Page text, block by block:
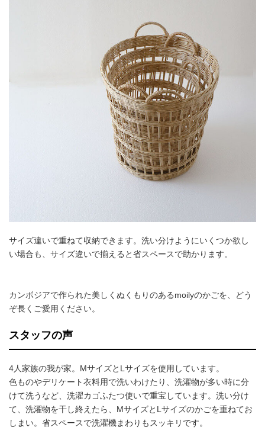
サイズ違いで重ねて収納できます。洗い分けようにいくつか欲し
い場合も、サイズ違いで揃えると省スペースで助かります。
カンボジアで作られた美しくぬくもりのあるmoilyのかごを、どう
ぞ長くご愛用ください。
スタッフの声
4人家族の我が家。MサイズとLサイズを使用しています。
色ものやデリケート衣料用で洗いわけたり、洗濯物が多い時に分
けて洗うなど、洗濯カゴふたつ使いで重宝しています。洗い分け
て、洗濯物を干し終えたら、MサイズとLサイズのかごを重ねてお
しまい。省スペースで洗濯機まわりもスッキリです。